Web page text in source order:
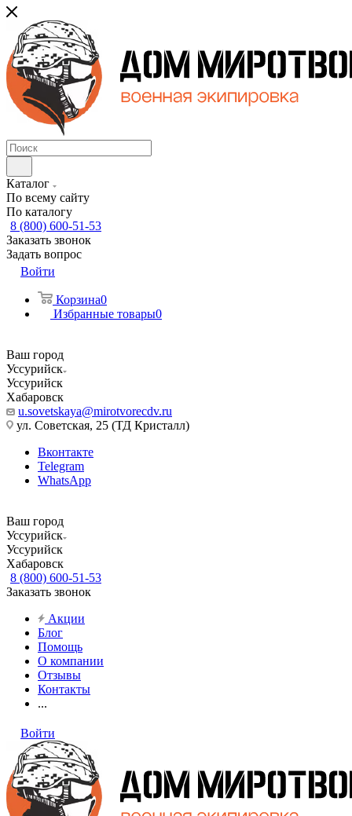
Каталог
По всему сайту
По каталогу
8 (800) 600-51-53
Заказать звонок
Задать вопрос
Войти
Корзина0
Избранные товары0
Ваш город
Уссурийск
Уссурийск
Хабаровск
u.sovetskaya@mirotvorecdv.ru
ул. Советская, 25 (ТД Кристалл)
Вконтакте
Telegram
WhatsApp
Ваш город
Уссурийск
Уссурийск
Хабаровск
8 (800) 600-51-53
Заказать звонок
Акции
Блог
Помощь
О компании
Отзывы
Контакты
...
Войти